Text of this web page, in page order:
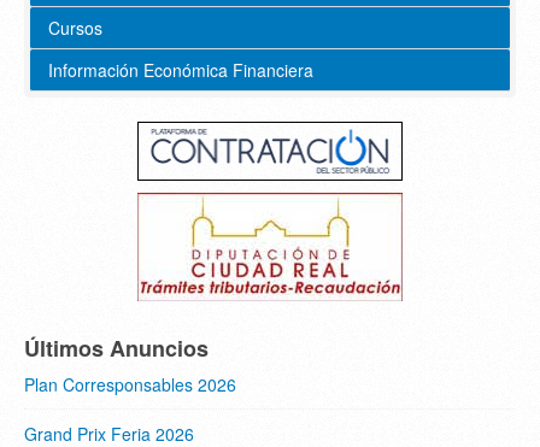
Cursos
Información Económica Financiera
Últimos Anuncios
Plan Corresponsables 2026
Grand Prix Feria 2026